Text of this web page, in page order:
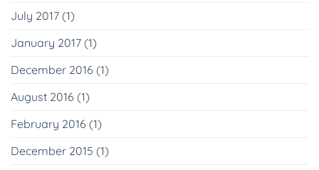
July 2017 (1)
January 2017 (1)
December 2016 (1)
August 2016 (1)
February 2016 (1)
December 2015 (1)